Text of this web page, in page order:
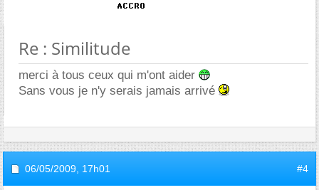
Re : Similitude
merci à tous ceux qui m'ont aider
Sans vous je n'y serais jamais arrivé
06/05/2009, 17h01 #4